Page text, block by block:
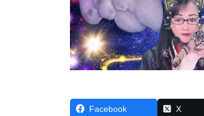
Facebook X